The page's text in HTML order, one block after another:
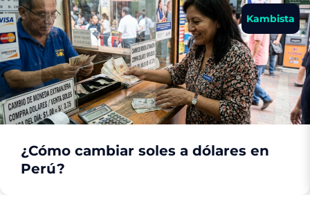
Kambista
¿Cómo cambiar soles a dólares en
Perú?